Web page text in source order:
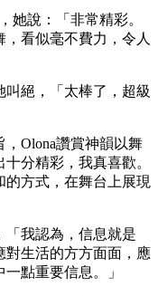
她說：「非常精彩。
看似毫不費力，令人
絕，「太棒了，超級
Olona讚賞神韻以舞
分精彩，我真喜歡。
方式，在舞台上展現
「我認為，信息就是
對生活的方方面面，應
點重要信息。」